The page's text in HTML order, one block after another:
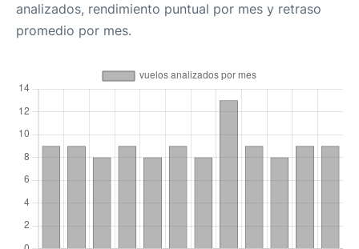
analizados, rendimiento puntual por mes y retraso
promedio por mes.